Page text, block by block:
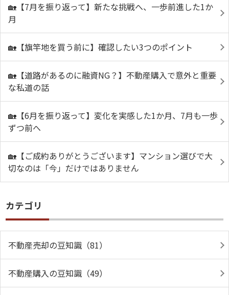
🏡【7月を振り返って】新たな挑戦へ、一歩前進した1か
月
🏡【旗竿地を買う前に】確認したい3つのポイント
🏡【道路があるのに融資NG？】不動産購入で意外と重要
な私道の話
🏡【6月を振り返って】変化を実感した1か月、7月も一歩
ずつ前へ
🏡【ご成約ありがとうございます】マンション選びで大
切なのは「今」だけではありません
カテゴリ
不動産売却の豆知識（81）
不動産購入の豆知識（49）